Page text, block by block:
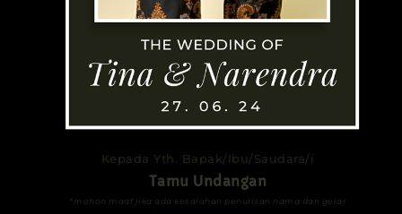
Kepada Yth. Bapak/Ibu/Saudara/i
Tamu Undangan
*mohon maaf jika ada kesalahan penulisan nama dan gelar